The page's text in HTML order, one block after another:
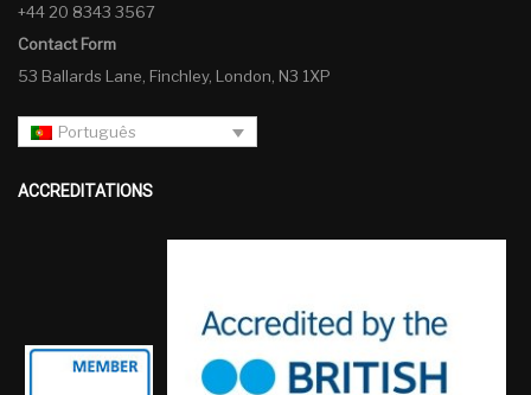
+44 20 8343 3567
Contact Form
53 Ballards Lane, Finchley, London, N3 1XP
Português
ACCREDITATIONS